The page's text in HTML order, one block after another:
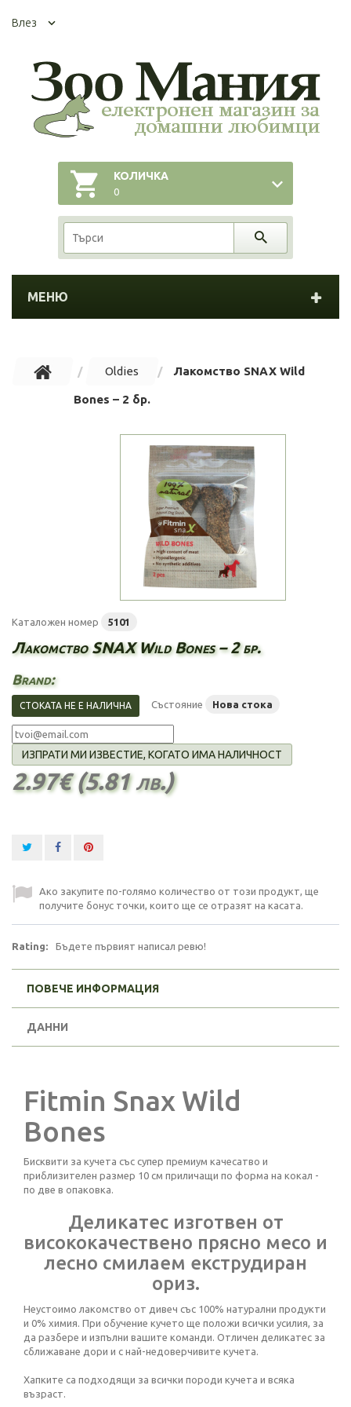
Влез
КОЛИЧКА
0
МЕНЮ
Oldies Лакомство SNAX Wild
Bones – 2 бр.
Каталожен номер 5101
Лакомство SNAX Wild Bones – 2 бр.
Brand:
СТОКАТА НЕ Е НАЛИЧНА Състояние Нова стока
ИЗПРАТИ МИ ИЗВЕСТИЕ, КОГАТО ИМА НАЛИЧНОСТ
2.97€ (5.81 лв.)
Ако закупите по-голямо количество от този продукт, ще
получите бонус точки, които ще се отразят на касата.
Rating: Бъдете първият написал ревю!
ПОВЕЧЕ ИНФОРМАЦИЯ
ДАННИ
Fitmin Snax Wild
Bones
Бисквити за кучета със супер премиум качесатво и
приблизителен размер 10 см приличащи по форма на кокал -
по две в опаковка.
Деликатес изготвен от
висококачествено прясно месо и
лесно смилаем екструдиран
ориз.
Неустоимо лакомство от дивеч със 100% натурални продукти
и 0% химия. При обучение кучето ще положи всички усилия, за
да разбере и изпълни вашите команди. Отличен деликатес за
сближаване дори и с най-недоверчивите кучета.
Хапките са подходящи за всички породи кучета и всяка
възраст.